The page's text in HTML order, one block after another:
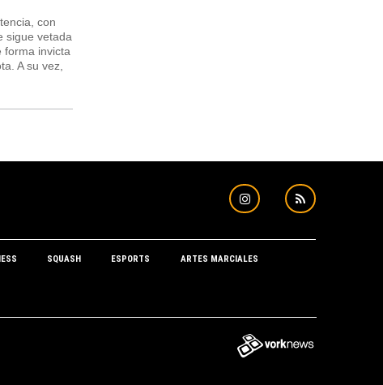
con
sigue vetada
forma invicta
A su vez,
SQUASH ESPORTS
ARTES MARCIALES